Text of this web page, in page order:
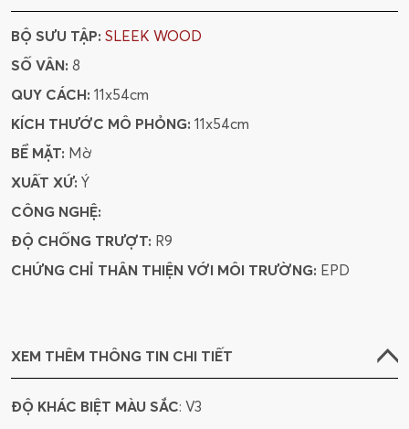
BỘ SƯU TẬP: SLEEK WOOD
SỐ VÂN: 8
QUY CÁCH: 11x54cm
KÍCH THƯỚC MÔ PHỎNG: 11x54cm
BỀ MẶT: Mờ
XUẤT XỨ: Ý
CÔNG NGHỆ:
ĐỘ CHỐNG TRƯỢT: R9
CHỨNG CHỈ THÂN THIỆN VỚI MÔI TRƯỜNG: EPD
XEM THÊM THÔNG TIN CHI TIẾT
ĐỘ KHÁC BIỆT MÀU SẮC: V3